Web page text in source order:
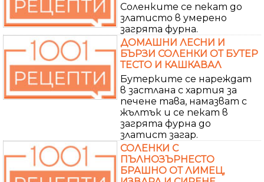
Соленките се пекат до
златисто в умерено
загрята фурна.
ДОМАШНИ ЛЕСНИ И
БЪРЗИ СОЛЕНКИ ОТ БУТЕР
ТЕСТО И КАШКАВАЛ
Бутерките се нареждат
в застлана с хартия за
печене тава, намазват с
жълтък и се пекат в
загрята фурна до
златист загар.
СОЛЕНКИ С
ПЪЛНОЗЪРНЕСТО
БРАШНО ОТ ЛИМЕЦ,